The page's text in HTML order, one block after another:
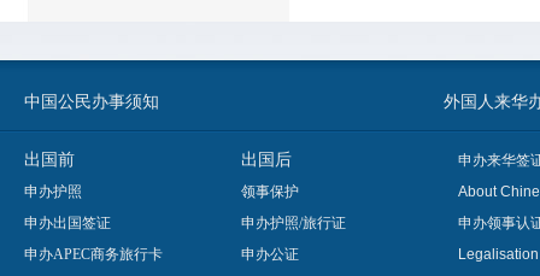
中国公民办事须知 外国人来华
出国前
申办护照
申办出国签证
申办APEC商务旅行卡
出国后
领事保护
申办护照/旅行证
申办公证
申办来华签
About
申办领事认